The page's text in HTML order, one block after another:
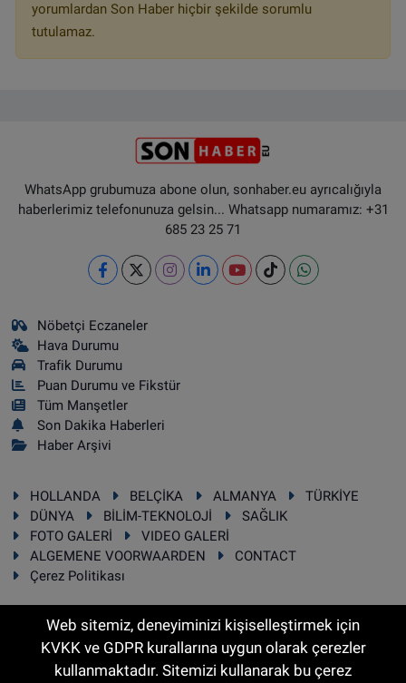
yorumlardan Son Haber hiçbir şekilde sorumlu
tutulamaz.
WhatsApp grubumuza abone olun, sonhaber.eu ayrıcalığıyla
haberlerimiz telefonunuza gelsin... Whatsapp numaramız: +31
685 23 25 71
Nöbetçi Eczaneler
Hava Durumu
Trafik Durumu
Puan Durumu ve Fikstür
Tüm Manşetler
Son Dakika Haberleri
Haber Arşivi
HOLLANDA BELÇİKA ALMANYA
TÜRKİYE
DÜNYA
BİLİM-TEKNOLOJİ
SAĞLIK
FOTO GALERİ
VIDEO GALERİ
ALGEMENE VOORWAARDEN
CONTACT
Çerez Politikası
RSS Copyright © 2025 Sonhaber.eu Her hakkı saklıdır.
Web sitemiz, deneyiminizi kişiselleştirmek için
KVKK ve GDPR kurallarına uygun olarak çerezler
kullanmaktadır. Sitemizi kullanarak bu çerez